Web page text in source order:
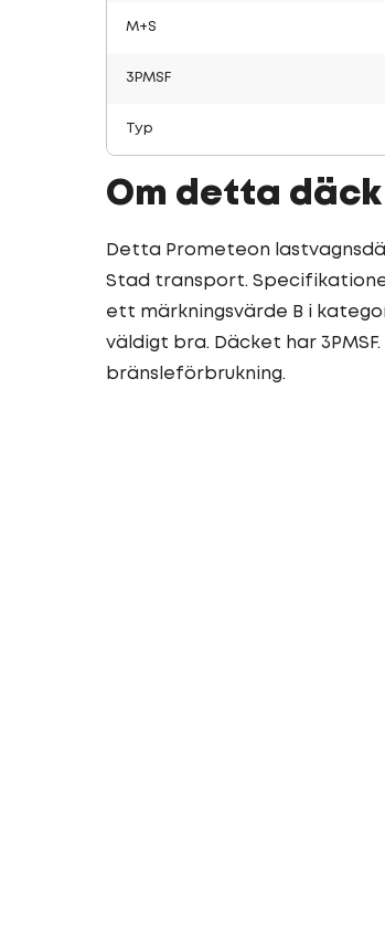
M+S
3PMSF
Typ
Om detta däck
Detta Prometeon
Stad transport.
ett märkningsvärde B i
väldigt bra. Däcket har
bränsleförbrukning.